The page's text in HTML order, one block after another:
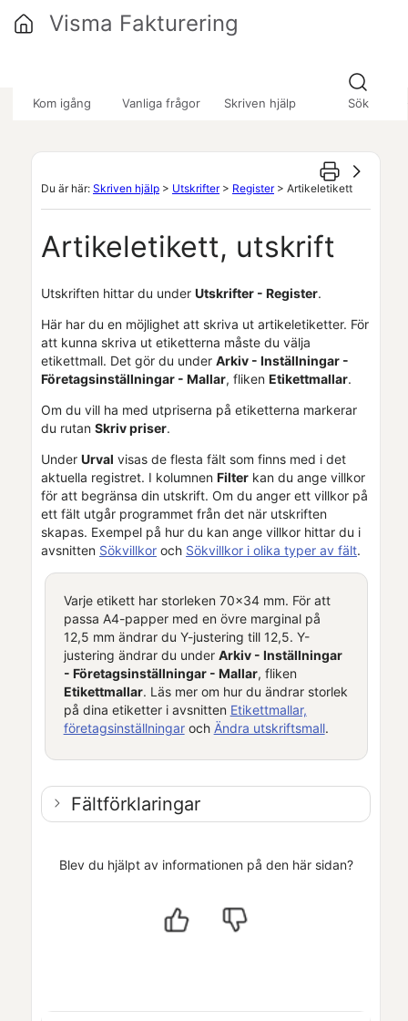
Kom igång Vanliga frågor Skriven hjälp Sök
Visma Fakturering
Du är här: Skriven hjälp > Utskrifter> Register> Artikeletikett
Artikeletikett, utskrift
Utskriften hittar du under Utskrifter - Register.
Här har du en möjlighet att skriva ut artikeletiketter. För
att kunna skriva ut etiketterna måste du välja
etikettmall. Det gör du under Arkiv - Inställningar -
Företagsinställningar - Mallar, fliken Etikettmallar.
Om du vill ha med utpriserna på etiketterna markerar
du rutan Skriv priser.
Under Urval visas de flesta fält som finns med i det
aktuella registret. I kolumnen Filter kan du ange villkor
för att begränsa din utskrift. Om du anger ett villkor på
ett fält utgår programmet från det när utskriften
skapas. Exempel på hur du kan ange villkor hittar du i
avsnitten Sökvillkor och Sökvillkor i olika typer av fält.
Varje etikett har storleken 70x34 mm. För att
passa A4-papper med en övre marginal på
12,5 mm ändrar du Y-justering till 12,5. Y-
justering ändrar du under Arkiv - Inställningar
- Företagsinställningar- Mallar, fliken
Etikettmallar. Läs mer om hur du ändrar storlek
på dina etiketter i avsnitten Etikettmallar,
företagsinställningaroch Ändra utskriftsmall.
Fältförklaringar
Blev du hjälpt av informationen på den här sidan?